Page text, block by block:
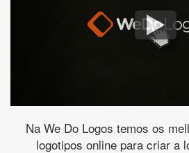
Na We Do Logos temos os
logotipos online para criar a